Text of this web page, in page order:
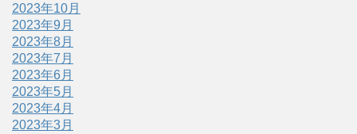
2023年10月
2023年9月
2023年8月
2023年7月
2023年6月
2023年5月
2023年4月
2023年3月